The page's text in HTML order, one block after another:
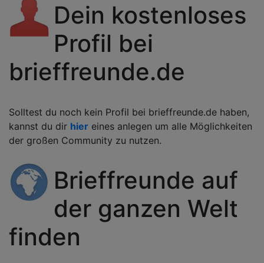
Dein kostenloses
Profil bei
brieffreunde.de
Solltest du noch kein Profil bei brieffreunde.de haben,
kannst du dir hier eines anlegen um alle Möglichkeiten
der großen Community zu nutzen.
Brieffreunde auf
der ganzen Welt
finden